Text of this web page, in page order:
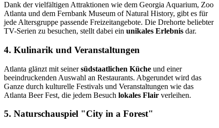
Dank der vielfältigen Attraktionen wie dem Georgia Aquarium, Zoo
Atlanta und dem Fernbank Museum of Natural History, gibt es für
jede Altersgruppe passende Freizeitangebote. Die Drehorte beliebter
TV-Serien zu besuchen, stellt dabei ein unikales Erlebnis dar.
4. Kulinarik und Veranstaltungen
Atlanta glänzt mit seinersüdstaatlichen Küche und einer
beeindruckenden Auswahl an Restaurants. Abgerundet wird das
Ganze durch kulturelle Festivals und Veranstaltungen wie das
Atlanta Beer Fest, die jedem Besuch lokales Flair verleihen.
5. Naturschauspiel "City in a Forest"